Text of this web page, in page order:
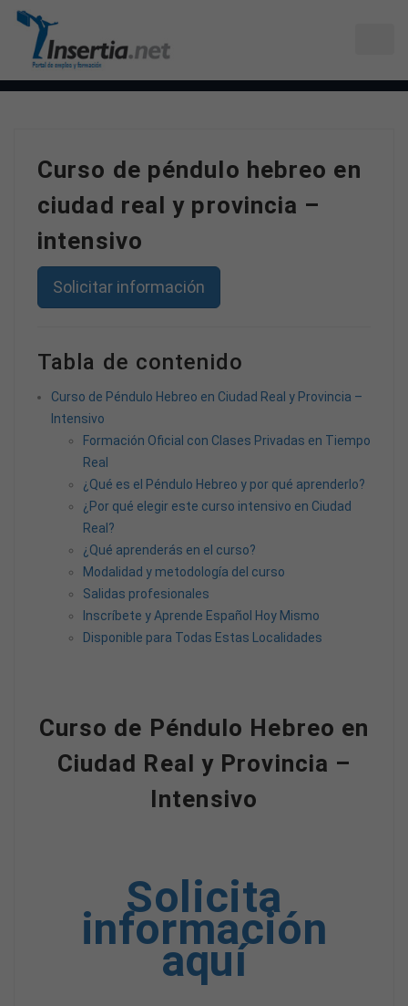
Curso de péndulo hebreo en
ciudad real y provincia –
intensivo
Solicitar información
Tabla de contenido
Curso de Péndulo Hebreo en Ciudad Real y Provincia –
Intensivo
Formación Oficial con Clases Privadas en Tiempo
Real
¿Qué es el Péndulo Hebreo y por qué aprenderlo?
¿Por qué elegir este curso intensivo en Ciudad
Real?
¿Qué aprenderás en el curso?
Modalidad y metodología del curso
Salidas profesionales
Inscríbete y Aprende Español Hoy Mismo
Disponible para Todas Estas Localidades
Curso de Péndulo Hebreo en
Ciudad Real y Provincia –
Intensivo
Solicita
información
aquí